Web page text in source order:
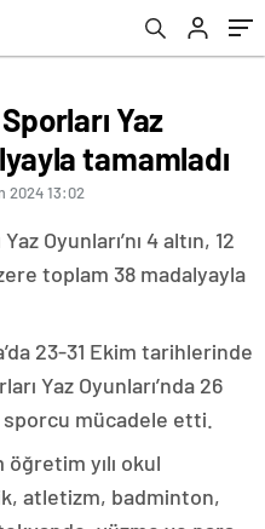
Yaz
tamamladı
2024 13:02
Oyunları’nı 4 altın, 12
toplam 38 madalyayla
23-31 Ekim tarihlerinde
Yaz Oyunları’nda 26
mücadele etti.
yılı okul
atletizm, badminton,